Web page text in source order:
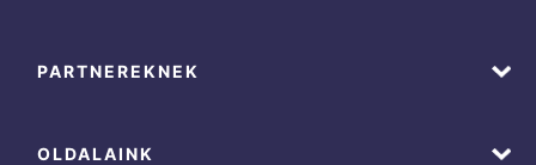
PARTNEREKNEK
OLDALAINK